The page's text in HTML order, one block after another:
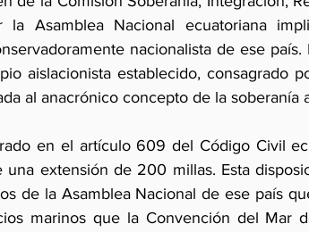
Asamblea Nacional ecuatoriana
nacionalista de ese país.
aislacionista establecido, consagrado
al anacrónico concepto de la soberanía
en el artículo 609 del Código Civil
extensión de 200 millas. Esta
de la Asamblea Nacional de ese país
marinos que la Convención del Mar